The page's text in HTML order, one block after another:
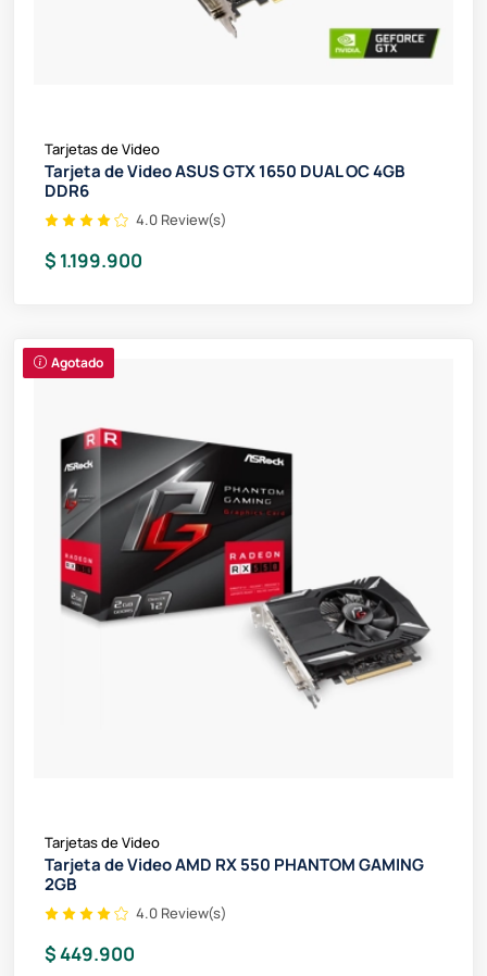
Tarjetas de Video
Tarjeta de Video ASUS GTX 1650 DUAL OC 4GB
DDR6
4.0 Review(s)
$ 1.199.900
Agotado
Tarjetas de Video
Tarjeta de Video AMD RX 550 PHANTOM GAMING
2GB
4.0 Review(s)
$ 449.900